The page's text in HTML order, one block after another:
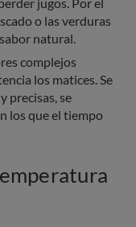
o las verduras
natural.
complejos
los matices. Se
precisas, se
los que el tiempo